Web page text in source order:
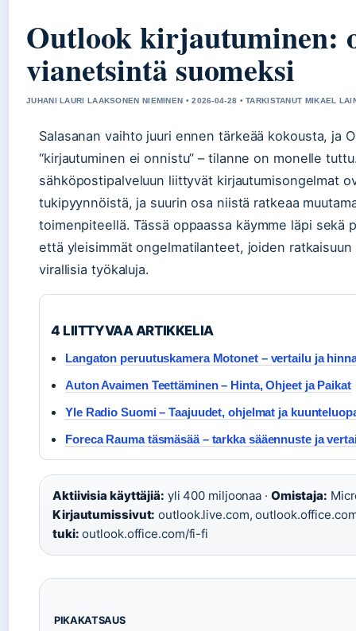
Outlook kirjautuminen:
vianetsintä suomeksi
JUHANI LAURI LAAKSONEN NIEMINEN • 2026-04-28 • TARKISTANUT MIKAEL
Salasanan vaihto juuri ennen tärkeää kokousta, ja
“kirjautuminen ei onnistu” – tilanne on monelle
sähköpostipalveluun liittyvät kirjautumisongelmat
tukipyynnöistä, ja suurin osa niistä ratkeaa
toimenpiteellä. Tässä oppaassa käymme läpi sekä
että yleisimmät ongelmatilanteet, joiden
virallisia työkaluja.
4 LIITTYVAA ARTIKKELIA
Langaton peruutuskamera Motonet – vertailu ja
Auton Avaimen Teettäminen – Hinta, Ohjeet ja Paikat
Yle Radio Suomi – Taajuudet, ohjelmat ja
Foreca Rauma täsmäsää – tarkka sääennuste ja
Aktiivisia käyttäjiä: yli 400 miljoonaa · Omistaja:
Kirjautumissivut: outlook.live.com,
tuki: outlook.office.com/fi-fi
PIKAKATSAUS